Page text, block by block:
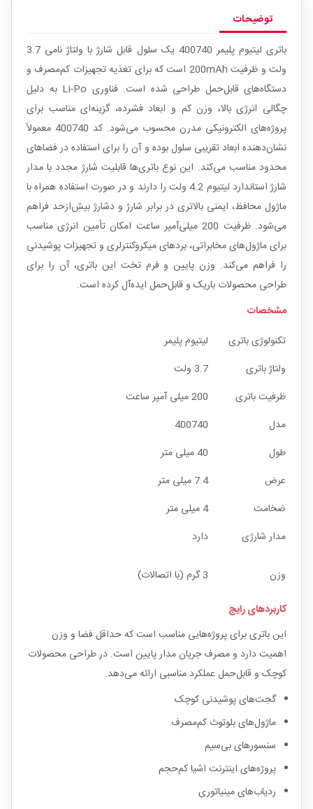
توضیحات
باتری لیتیوم پلیمر 400740 یک سلول قابل شارژ با ولتاژ نامی 3.7
ولت و ظرفیت 200mAh است که برای تغذیه تجهیزات کم‌مصرف و
دستگاه‌های قابل‌حمل طراحی شده است. فناوری Li-Po به دلیل
چگالی انرژی بالا، وزن کم و ابعاد فشرده، گزینه‌ای مناسب برای
پروژه‌های الکترونیکی مدرن محسوب می‌شود. کد 400740 معمولاً
نشان‌دهنده ابعاد تقریبی سلول بوده و آن را برای استفاده در فضاهای
محدود مناسب می‌کند. این نوع باتری‌ها قابلیت شارژ مجدد با مدار
شارژ استاندارد لیتیوم 4.2 ولت را دارند و در صورت استفاده همراه با
ماژول محافظ، ایمنی بالاتری در برابر شارژ و دشارژ بیش‌ازحد فراهم
می‌شود. ظرفیت 200 میلی‌آمپر ساعت امکان تأمین انرژی مناسب
برای ماژول‌های مخابراتی، بردهای میکروکنترلری و تجهیزات پوشیدنی
را فراهم می‌کند. وزن پایین و فرم تخت این باتری، آن را برای
طراحی محصولات باریک و قابل‌حمل ایده‌آل کرده است.
مشخصات
تکنولوژی باتری
لیتیوم پلیمر
ولتاژ باتری
3.7 ولت
ظرفیت باتری
200 میلی آمپر ساعت
مدل
400740
طول
40 میلی متر
عرض
7.4 میلی متر
ضخامت
4 میلی متر
مدار شارژی
دارد
وزن 3 گرم (با اتصالات)
کاربردهای رایج
این باتری برای پروژه‌هایی مناسب است که حداقل فضا و وزن
اهمیت دارد و مصرف جریان مدار پایین است. در طراحی محصولات
کوچک و قابل‌حمل عملکرد مناسبی ارائه می‌دهد.
گجت‌های پوشیدنی کوچک
ماژول‌های بلوتوث کم‌مصرف
سنسورهای بی‌سیم
پروژه‌های اینترنت اشیا کم‌حجم
ردیاب‌های مینیاتوری